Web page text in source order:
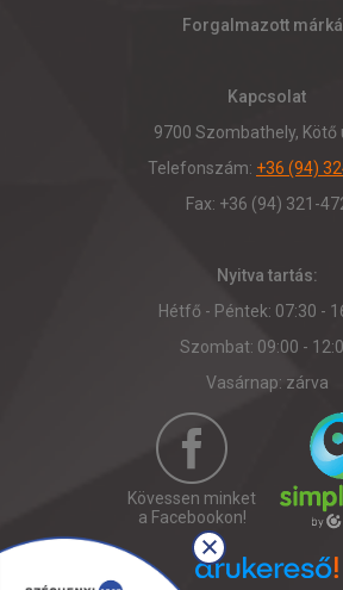
Forgalmazott
Kapcsolat
9700 Szombathely, Kötő
Telefonszám: +36 (94)
Fax: +36 (94) 321-
Nyitva tartás:
Hétfő - Péntek: 07:30 -
Szombat: 09:00 -
Vasárnap: zárva
Kövessen minket
a Facebookon!